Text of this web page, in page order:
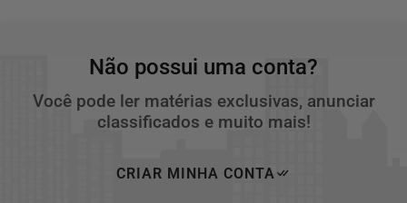
Não possui uma conta?
Você pode ler matérias exclusivas, anunciar
classificados e muito mais!
CRIAR MINHA CONTA